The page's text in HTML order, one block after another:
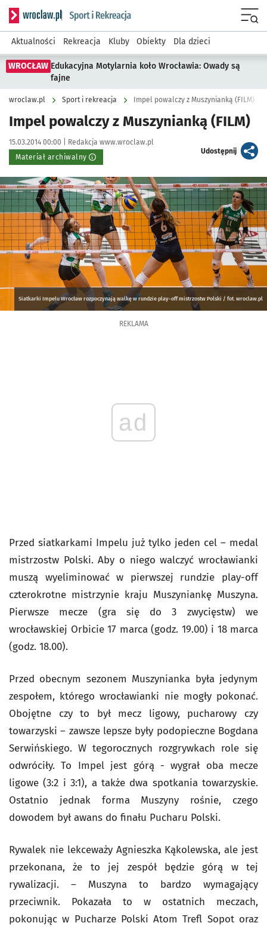
Serwis informacyjny wroclaw.pl podserwis: Sport i rekreacja
Aktualności Rekreacja Kluby Obiekty Dla dzieci
WROCŁAW Edukacyjna Motylarnia koło Wrocławia: Owady są
fajne
wroclaw.pl Sport i rekreacja Impel powalczy z Muszynianką (FILM)
Impel powalczy z Muszynianką (FILM)
Data publikacji:
15.03.2014 00:00 | Autor:
Redakcja www.wroclaw.pl
Materiał archiwalny
Udostępnijartykuł
Kliknij, aby powiększyć
Siatkarki Impelu Wrocław rozpoczynają walkę w rundzie play-off mistrzostw Polski / fot. wroclaw.pl
REKLAMA
ad
Przed siatkarkami Impelu już tylko jeden cel – medal
mistrzostw Polski. Aby o niego walczyć wrocławianki
muszą wyeliminować w pierwszej rundzie play-off
czterokrotne mistrzynie kraju Muszyniankę Muszyna.
Pierwsze mecze (gra się do 3 zwycięstw) we
wrocławskiej Orbicie 17 marca (godz. 19.00) i 18 marca
(godz. 18.00).
Przed obecnym sezonem Muszynianka była jedynym
zespołem, którego wrocławianki nie mogły pokonać.
Obojętne czy to był mecz ligowy, pucharowy czy
towarzyski – zawsze lepsze były podopieczne Bogdana
Serwińskiego. W tegorocznych rozgrywkach role się
odwróciły. To Impel jest górą - wygrał oba mecze
ligowe (3:2 i 3:1), a także dwa spotkania towarzyskie.
Ostatnio jednak forma Muszyny rośnie, czego
dowodem był awans do finału Pucharu Polski.
Rywalek nie lekceważy Agnieszka Kąkolewska, ale jest
przekonana, że to jej zespół będzie górą w tej
rywalizacji. – Muszyna to bardzo wymagający
przeciwnik. Pokazała to w ostatnich meczach,
pokonując w Pucharze Polski Atom Trefl Sopot oraz